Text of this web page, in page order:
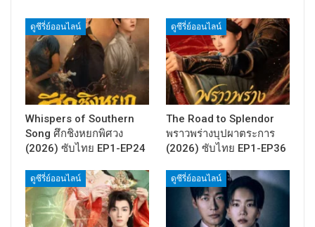
ดูซีรี่ย์ออนไลน์
Whispers of Southern
Song ศึกชิงหยกพิศวง
(2026) ซับไทย EP1-EP24
ดูซีรี่ย์ออนไลน์
The Road to Splendor
พราวพร่างบุปผาตระการ
(2026) ซับไทย EP1-EP36
ดูซีรี่ย์ออนไลน์ ดูซีรี่ย์ออนไลน์